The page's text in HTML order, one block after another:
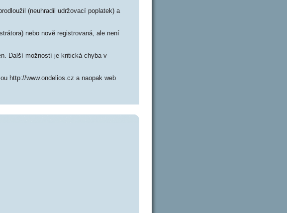
(neuhradil udržovací poplatek) a
nebo nově registrovaná, ale není
Další možností je kritická chyba v
http://www.ondelios.cz a naopak web